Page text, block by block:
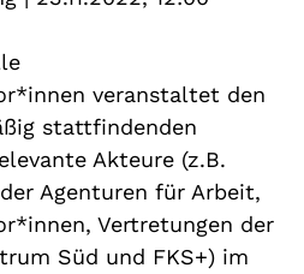
veranstaltet den
stattfindenden
Akteure (z.B.
Agenturen für Arbeit,
Vertretungen der
Süd und FKS+) im